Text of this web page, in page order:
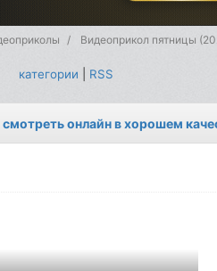
Видеоприкол пятницы
категории RSS
онлайн в хорошем